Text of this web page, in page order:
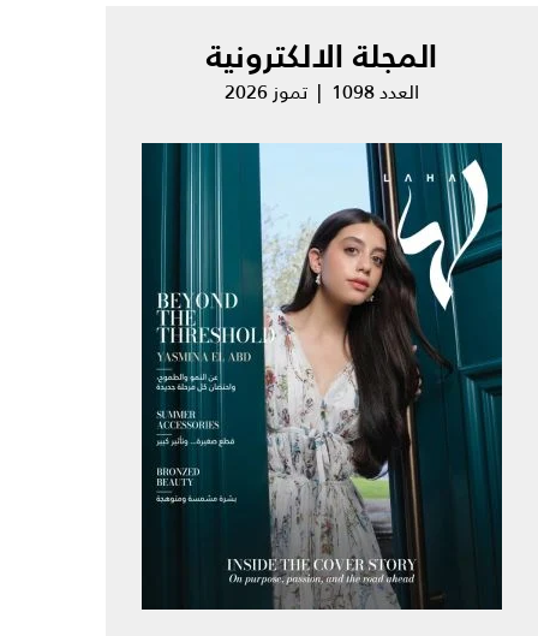
المجلة الالكترونية
العدد 1098 | تموز 2026